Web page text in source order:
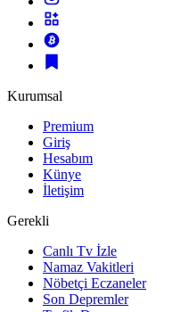
Kurumsal
Premium
Giriş
Hesabım
Künye
İletişim
Gerekli
Canlı Tv İzle
Namaz Vakitleri
Nöbetçi Eczaneler
Son Depremler